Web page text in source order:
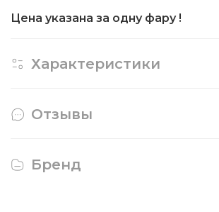
Цена указана за одну фару !
Характеристики
Отзывы
Бренд